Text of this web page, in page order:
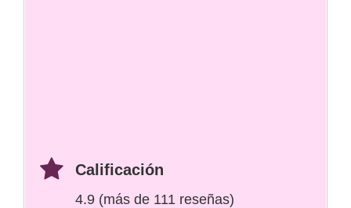
Calificación
4.9 (más de 111 reseñas)